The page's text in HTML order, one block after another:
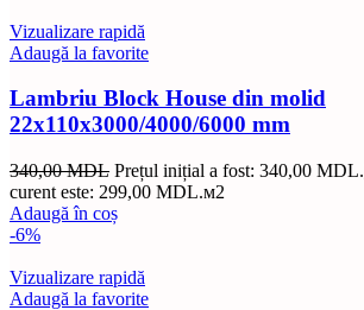
Vizualizare rapidă
Adaugă la favorite
Lambriu Block House din molid
22x110x3000/4000/6000 mm
340,00MDL Prețul inițial a fost: 340,00 MDL.
curent este: 299,00 MDL.м2
Adaugă în coș
-6%
Vizualizare rapidă
Adaugă la favorite